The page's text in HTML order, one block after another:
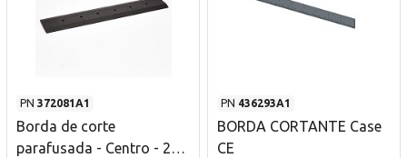
PN 372081A1
Borda de corte
parafusada - Centro - 254
PN 436293A1
BORDA CORTANTE Case
CE